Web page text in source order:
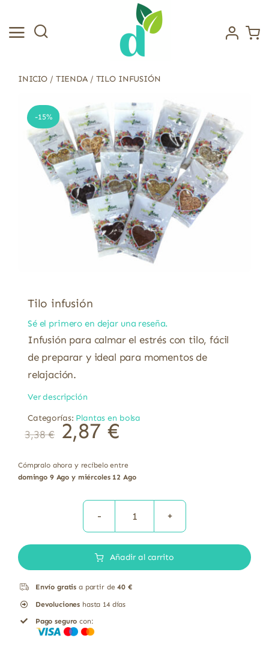
contenido
INICIO / TIENDA/ TILO INFUSIÓN
-15%
Tilo infusión
Sé el primero en dejar una reseña.
Infusión para calmar el estrés con tilo, fácil
de preparar y ideal para momentos de
relajación.
Ver descripción
Categorías: Plantas en bolsa
3,38€ 2,87 €
Cómpralo ahora y recíbelo entre
domingo 9 Ago y miércoles 12 Ago
Tilo
cantidad
Añadir al carrito
Envío gratis a partir de40 €
Devoluciones hasta 14 días
Pago seguro con: